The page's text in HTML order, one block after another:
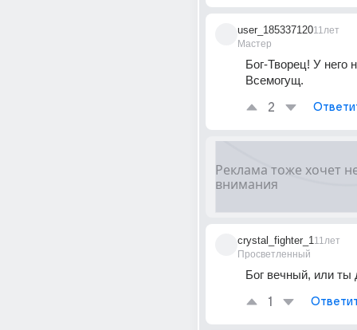
user_185337120
Мастер
11лет
Бог-Творец! У него
Всемогущ.
2
crystal_fighter_1
Просветленный
11лет
Бог вечный, или ты
1